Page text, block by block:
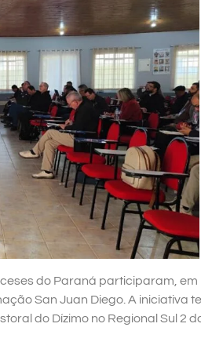
do Paraná participaram, em
San Juan Diego. A iniciativa
do Dízimo no Regional Sul 2